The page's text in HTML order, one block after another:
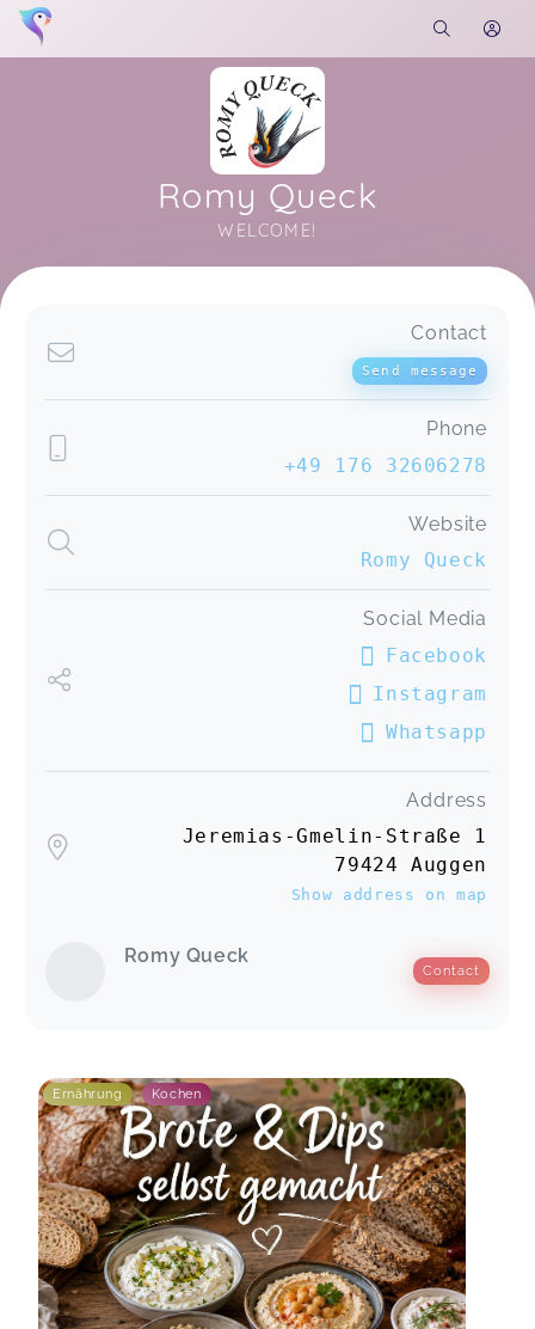
Romy Queck
WELCOME!
Soon you will learn more about me here...
Contact
Send message
Phone
+49 176 32606278
Website
Romy Queck
Social Media
Facebook
Instagram
Whatsapp
Address
Jeremias-Gmelin-Straße 1
79424 Auggen
Show address on map
Romy Queck
Contact
Ernährung Kochen